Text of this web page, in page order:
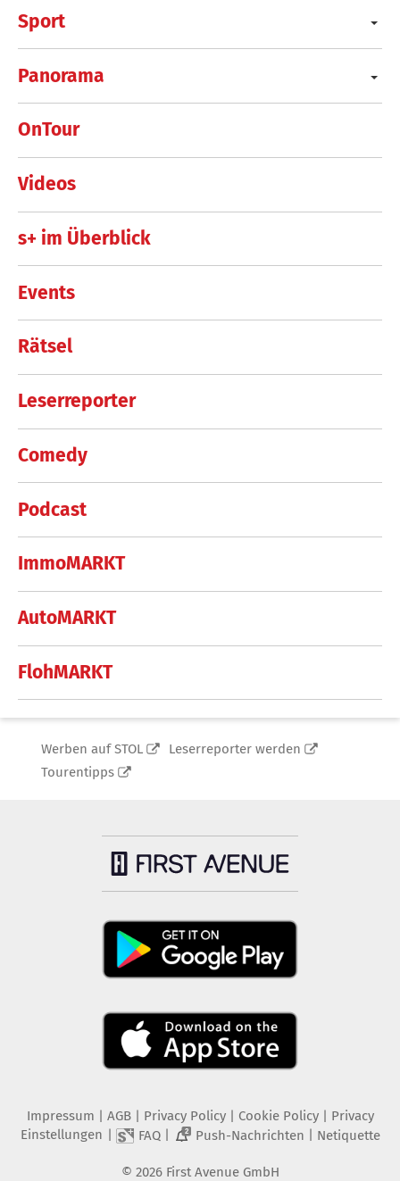
Sport
Panorama
OnTour
Videos
s+ im Überblick
Events
Rätsel
Leserreporter
Comedy
Podcast
ImmoMARKT
AutoMARKT
FlohMARKT
Werben auf STOL
Leserreporter werden
Tourentipps
Impressum AGB Privacy Policy| Cookie Policy| Privacy
Einstellungen
FAQ| 2 Push-Nachrichten Netiquette
© 2026 First Avenue GmbH